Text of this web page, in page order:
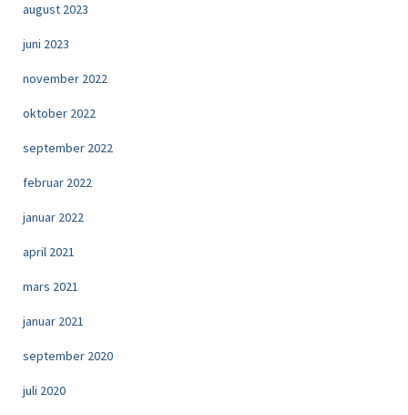
august 2023
juni 2023
november 2022
oktober 2022
september 2022
februar 2022
januar 2022
april 2021
mars 2021
januar 2021
september 2020
juli 2020